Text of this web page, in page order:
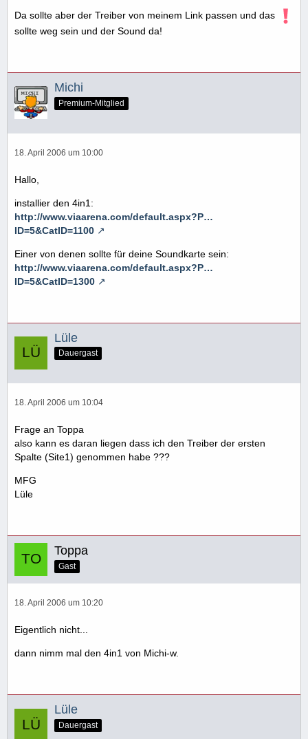
Da sollte aber der Treiber von meinem Link passen und das
sollte weg sein und der Sound da!
Michi
Premium-Mitglied
18. April 2006 um 10:00
Hallo,
installier den 4in1:
http://www.viaarena.com/default.aspx?P…
ID=5&CatID=1100
Einer von denen sollte für deine Soundkarte sein:
http://www.viaarena.com/default.aspx?P…
ID=5&CatID=1300
Lüle
Dauergast
18. April 2006 um 10:04
Frage an Toppa
also kann es daran liegen dass ich den Treiber der ersten
Spalte (Site1) genommen habe ???
MFG
Lüle
Toppa
Gast
18. April 2006 um 10:20
Eigentlich nicht...
dann nimm mal den 4in1 von Michi-w.
Lüle
Dauergast